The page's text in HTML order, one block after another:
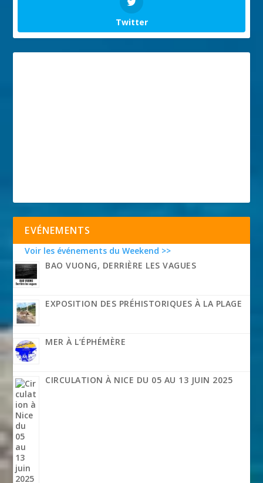
Twitter
EVÉNEMENTS
Voir les événements du Weekend >>
BAO VUONG, DERRIÈRE LES VAGUES
EXPOSITION DES PRÉHISTORIQUES À LA PLAGE
MER À L’ÉPHÉMÈRE
CIRCULATION À NICE DU 05 AU 13 JUIN 2025